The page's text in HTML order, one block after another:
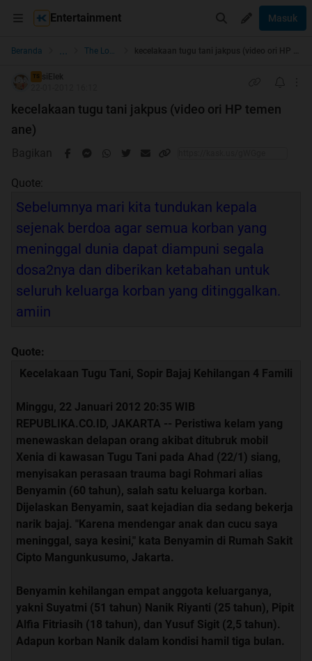
Entertainment Masuk
Beranda ... The Lounge
TS siElek
kecelakaan tugu tani jakpus (video ori HP temen
ane)
Bagikan
Quote:
Sebelumnya mari kita tundukan kepala
sejenak berdoa agar semua korban yang
meninggal dunia dapat diampuni segala
dosa2nya dan diberikan ketabahan untuk
seluruh keluarga korban yang ditinggalkan.
amiin
Quote:
Kecelakaan Tugu Tani, Sopir Bajaj Kehilangan 4 Famili
Minggu, 22 Januari 2012 20:35 WIB
REPUBLIKA.CO.ID, JAKARTA -- Peristiwa kelam yang
menewaskan delapan orang akibat ditubruk mobil
Xenia di kawasan Tugu Tani pada Ahad (22/1) siang,
menyisakan perasaan trauma bagi Rohmari alias
Benyamin (60 tahun), salah satu keluarga korban.
Dijelaskan Benyamin, saat kejadian dia sedang bekerja
narik bajaj. "Karena mendengar anak dan cucu saya
meninggal, saya kesini," kata Benyamin di Rumah Sakit
Cipto Mangunkusumo, Jakarta.
Benyamin kehilangan empat anggota keluarganya,
yakni Suyatmi (51 tahun) Nanik Riyanti (25 tahun), Pipit
Alfia Fitriasih (18 tahun), dan Yusuf Sigit (2,5 tahun).
Adapun korban Nanik dalam kondisi hamil tiga bulan.